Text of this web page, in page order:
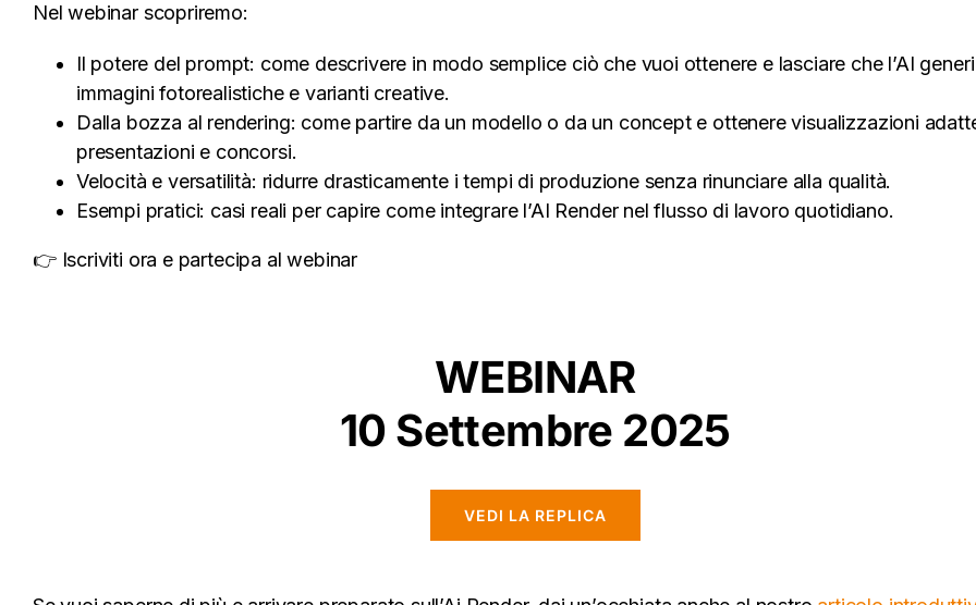
Nel webinar scopriremo:
Il potere del prompt: come descrivere in modo semplice ciò che vuoi ottenere e lasciare che l’AI generi
immagini fotorealistiche e varianti creative.
Dalla bozza al rendering: come partire da un modello o da un concept e ottenere visualizzazioni
presentazioni e concorsi.
Velocità e versatilità: ridurre drasticamente i tempi di produzione senza rinunciare alla qualità.
Esempi pratici: casi reali per capire come integrare l’AI Render nel flusso di lavoro quotidiano.
👉 Iscriviti ora e partecipa al webinar
WEBINAR
10 Settembre 2025
VEDI LA REPLICA